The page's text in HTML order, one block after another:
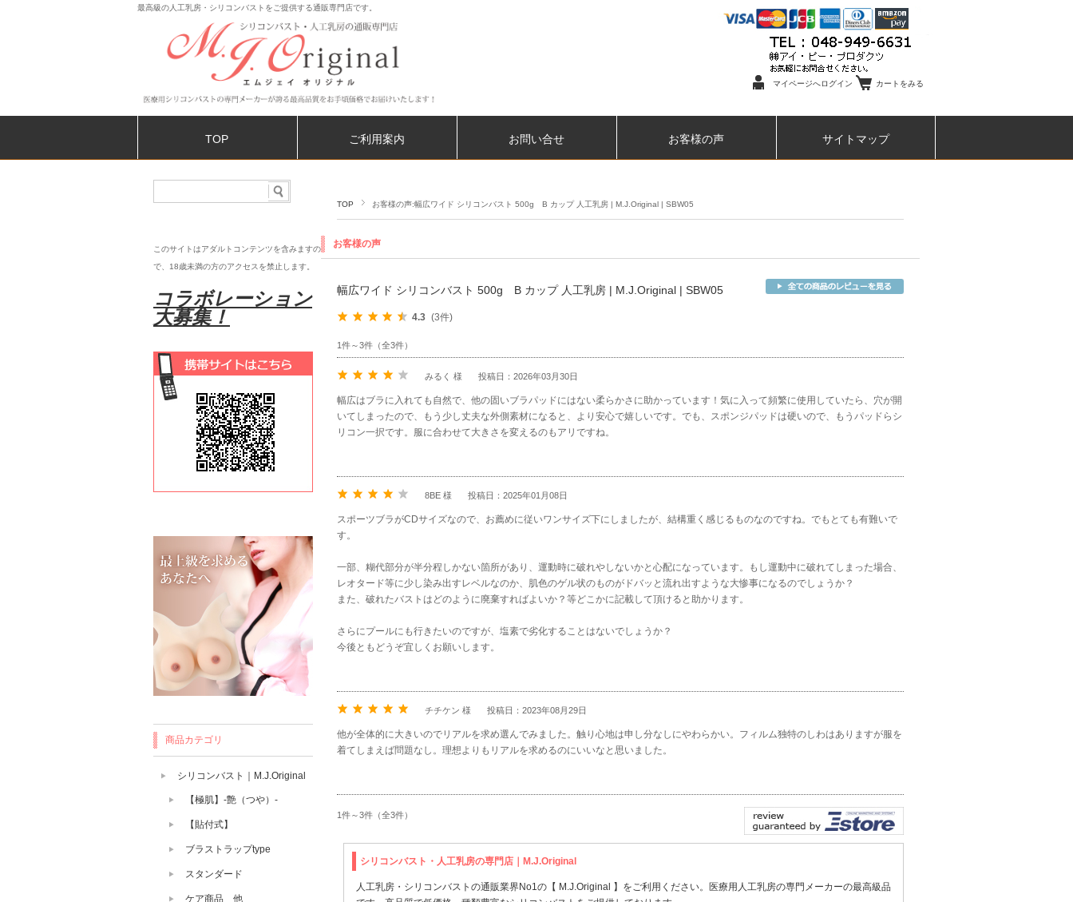
最高級の人工乳房・シリコンバストをご提供する通販専門店です。
マイページへログイン カートをみる
TOP ご利用案内 お問い合せ お客様の声 サイトマップ
TOP お客様の声:幅広ワイド シリコンバスト 500g B カップ 人工乳房 | M.J.Original | SBW05
お客様の声
幅広ワイド シリコンバスト 500g B カップ 人工乳房 | M.J.Original | SBW05
4.3 (3件)
1件～3件（全3件）
みるく 様 投稿日：2026年03月30日
幅広はブラに入れても自然で、他の固いブラパッドにはない柔らかさに助かっています！気に入って頻繁に使用していたら、穴が開
いてしまったので、もう少し丈夫な外側素材になると、より安心で嬉しいです。でも、スポンジパッドは硬いので、もうパッドらシ
リコン一択です。服に合わせて大きさを変えるのもアリですね。
8BE 様 投稿日：2025年01月08日
スポーツブラがCDサイズなので、お薦めに従いワンサイズ下にしましたが、結構重く感じるものなのですね。でもとても有難いで
す。
一部、糊代部分が半分程しかない箇所があり、運動時に破れやしないかと心配になっています。もし運動中に破れてしまった場合、
レオタード等に少し染み出すレベルなのか、肌色のゲル状のものがドバッと流れ出すような大惨事になるのでしょうか？
また、破れたバストはどのように廃棄すればよいか？等どこかに記載して頂けると助かります。
さらにプールにも行きたいのですが、塩素で劣化することはないでしょうか？
今後ともどうぞ宜しくお願いします。
チチケン 様 投稿日：2023年08月29日
他が全体的に大きいのでリアルを求め選んでみました。触り心地は申し分なしにやわらかい。フィルム独特のしわはありますが服を
着てしまえば問題なし。理想よりもリアルを求めるのにいいなと思いました。
1件～3件（全3件）
シリコンバスト・人工乳房の専門店｜M.J.Original
人工乳房 ・ シリコンバスト の通販業界No1の【 M.J.Original 】をご利用ください。 医療用 人工乳房の専門メーカーの最高級品
このサイトはアダルトコンテンツを含みますの
で、18歳未満の方のアクセスを禁止します。
コラボレーション
大募集！
商品カテゴリ
シリコンバスト｜M.J.Original
【極肌】-艶（つや）-
【貼付式】
ブラストラップtype
スタンダード
ケア商品 他